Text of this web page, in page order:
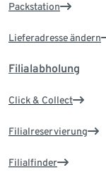
Packstation
Lieferadresse ändern
Filialabholung
Click & Collect
Filialreservierung
Filialfinder